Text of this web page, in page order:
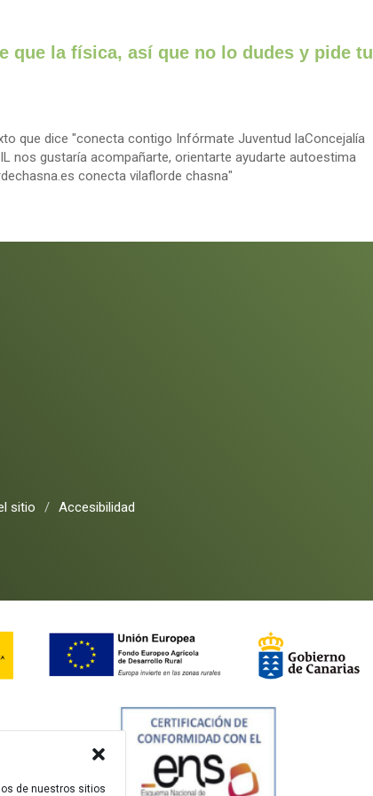
de nuestros sitios
que la física, así que no lo dudes y pide tu
sitio / Accesibilidad